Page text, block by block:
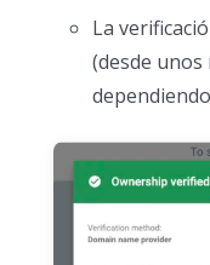
La
(desde